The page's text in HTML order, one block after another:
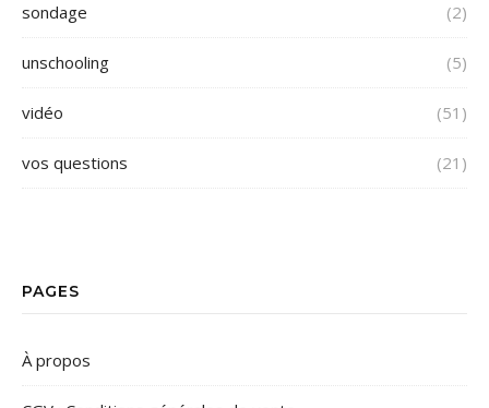
sondage (2)
unschooling (5)
vidéo (51)
vos questions (21)
PAGES
À propos